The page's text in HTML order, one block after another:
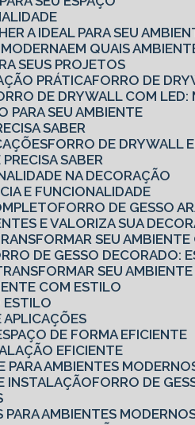
A IDEAL PARA SEU
EM QUAIS
SEUS PROJETOS
PRÁTICA FORRO DE
DE DRYWALL COM
PARA SEU AMBIENTE
SABER
FORRO DE DRYWALL
SABER
NA DECORAÇÃO
E FUNCIONALIDADE
FORRO DE GESSO
E VALORIZA SUA
SEU
DE GESSO DECORADO:
SEU AMBIENTE
COM ESTILO
ESTILO
APLICAÇÕES
DE FORMA EFICIENTE
EFICIENTE
PARA AMBIENTES
INSTALAÇÃO FORRO DE
PARA AMBIENTES